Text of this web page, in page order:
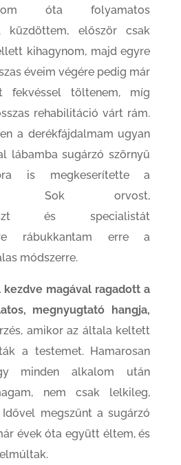
óta folyamatos
küzdöttem, először csak
kihagynom, majd egyre
éveim végére pedig már
fekvéssel töltenem, míg
rehabilitáció várt rám.
a derékfájdalmam ugyan
lábamba sugárzó szörnyű
is megkeserítette a
Sok orvost,
és specialistát
rábukkantam erre a
módszerre.
magával ragadott a
megnyugtató hangja,
amikor az általa keltett
a testemet. Hamarosan
minden alkalom után
nem csak lelkileg,
megszűnt a sugárzó
évek óta együtt éltem, és